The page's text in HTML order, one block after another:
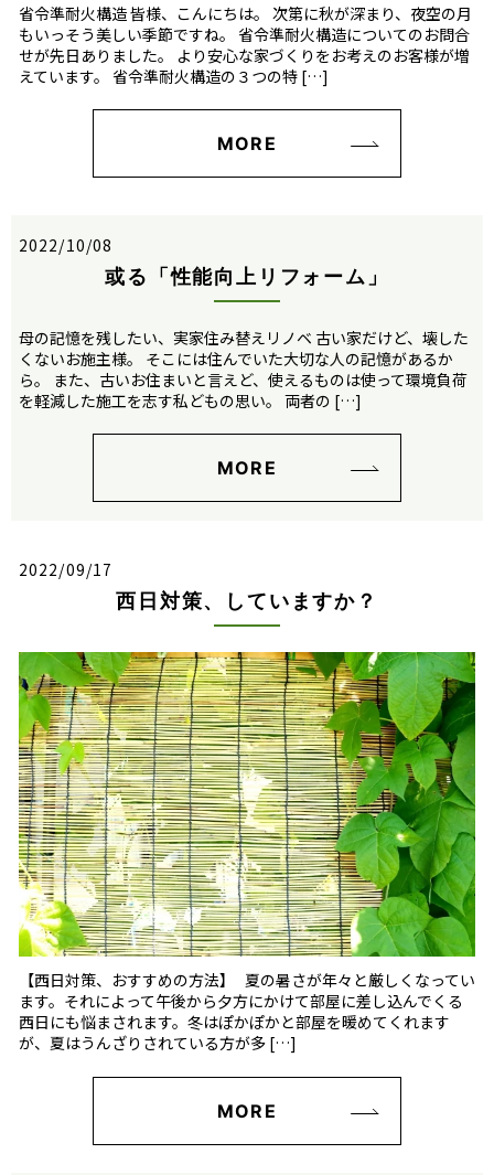
省令準耐火構造 皆様、こんにちは。 次第に秋が深まり、夜空の月
もいっそう美しい季節ですね。 省令準耐火構造についてのお問合
せが先日ありました。 より安心な家づくりをお考えのお客様が増
えています。 省令準耐火構造の３つの特 […]
MORE
2022/10/08
或る「性能向上リフォーム」
母の記憶を残したい、実家住み替えリノベ 古い家だけど、壊した
くないお施主様。 そこには住んでいた大切な人の記憶があるか
ら。 また、古いお住まいと言えど、使えるものは使って環境負荷
を軽減した施工を志す私どもの思い。 両者の […]
MORE
2022/09/17
西日対策、していますか？
【西日対策、おすすめの方法】 夏の暑さが年々と厳しくなってい
ます。それによって午後から夕方にかけて部屋に差し込んでくる
西日にも悩まされます。冬はぽかぽかと部屋を暖めてくれます
が、夏はうんざりされている方が多 […]
MORE